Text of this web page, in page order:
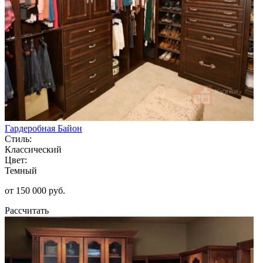
Гардеробная Байон
Стиль:
Классический
Цвет:
Темный
от 150 000 руб.
Рассчитать